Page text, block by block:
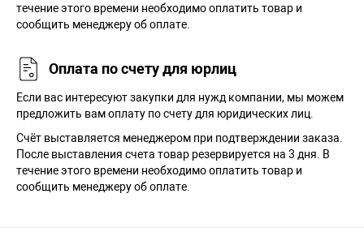
течение этого времени необходимо оплатить товар и
сообщить менеджеру об оплате.
Оплата по счету для юрлиц
Если вас интересуют закупки для нужд компании, мы можем
предложить вам оплату по счету для юридических лиц.
Счёт выставляется менеджером при подтверждении заказа.
После выставления счета товар резервируется на 3 дня. В
течение этого времени необходимо оплатить товар и
сообщить менеджеру об оплате.